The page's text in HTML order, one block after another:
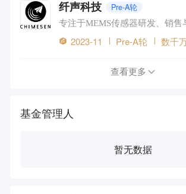
纤声科技 Pre-A轮
专注于MEMS传感器研发、销售
2023-11 Pre-A轮 数千
查看更多
基金管理人
暂无数据